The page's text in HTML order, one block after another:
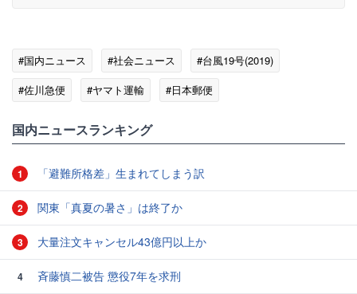
#国内ニュース #社会ニュース
#台風19号(2019)
#佐川急便
#ヤマト運輸
#日本郵便
国内ニュースランキング
1 「避難所格差」生まれてしまう訳
2 関東「真夏の暑さ」は終了か
3 大量注文キャンセル43億円以上か
4 斉藤慎二被告 懲役7年を求刑